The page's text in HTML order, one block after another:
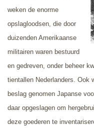
weken de enorme
opslagloodsen, die door
duizenden Amerikaanse
militairen waren bestuurd
en gedreven, onder beheer
tientallen Nederlanders. Ook
beslag genomen Japanse
daar opgeslagen om
deze goederen te